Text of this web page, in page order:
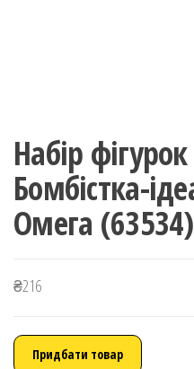
Набір
Бомбістка-
Омега (63534)
₴216
Придбати товар